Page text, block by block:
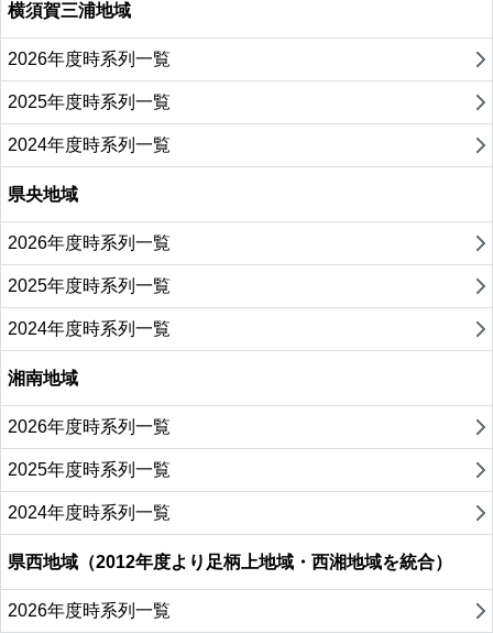
横須賀三浦地域
2026年度時系列一覧
2025年度時系列一覧
2024年度時系列一覧
県央地域
2026年度時系列一覧
2025年度時系列一覧
2024年度時系列一覧
湘南地域
2026年度時系列一覧
2025年度時系列一覧
2024年度時系列一覧
県西地域（2012年度より足柄上地域・西湘地域を統合）
2026年度時系列一覧